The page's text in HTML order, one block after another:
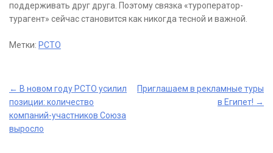
поддерживать друг друга. Поэтому связка «туроператор-
турагент» сейчас становится как никогда тесной и важной.
Метки: РСТО
Post
navigation
← В новом году РСТО усилил
позиции: количество
компаний-участников Союза
выросло
Приглашаем в рекламные туры
в Египет! →